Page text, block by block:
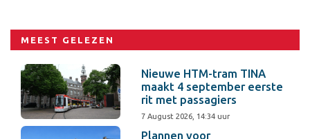
MEEST GELEZEN
Nieuwe HTM-tram TINA
maakt 4 september eerste
rit met passagiers
7 August 2026, 14:34 uur
Plannen voor